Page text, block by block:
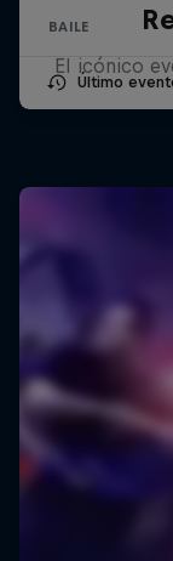
BAILE
Último
El icónico